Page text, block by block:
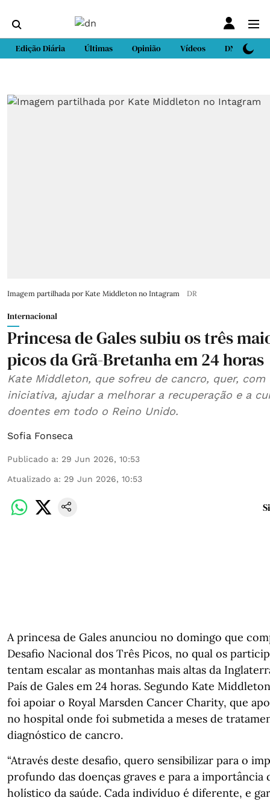
Edição Diária Últimas Opinião Vídeos DN Sport
Imagem partilhada por Kate Middleton no Intagram DR
Internacional
Princesa de Gales subiu os três
picos da Grã-Bretanha em 24 horas
Kate Middleton, que sofreu de cancro, quer, com
iniciativa, ajudar a melhorar a recuperação e a
doentes em todo o Reino Unido.
Sofia Fonseca
Publicado a: 29 Jun 2026, 10:53
Atualizado a: 29 Jun 2026, 10:53
A princesa de Gales anunciou no domingo que
Desafio Nacional dos Três Picos, no qual os
tentam escalar as montanhas mais altas da
País de Gales em 24 horas. Segundo Kate
foi apoiar o Royal Marsden Cancer Charity, que
no hospital onde foi submetida a meses de
diagnóstico de cancro.
“Através deste desafio, quero sensibilizar para o
profundo das doenças graves e para a importância
holístico da saúde. Cada indivíduo é diferente, e